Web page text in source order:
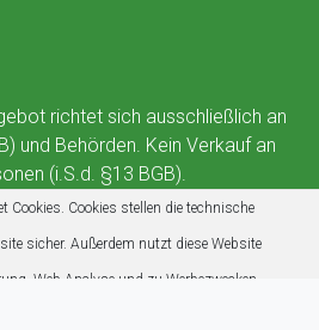
richtet sich ausschließlich an
und Behörden. Kein Verkauf an
(i.S.d. §13 BGB).
Cookies. Cookies stellen die technische
sicher. Außerdem nutzt diese Website
Web-Analyse und zu Werbezwecken.